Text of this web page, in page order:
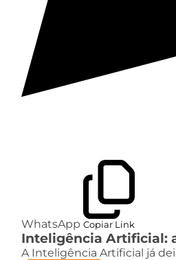
WhatsApp Copiar Link
Inteligência Artificial:
A Inteligência Artificial já